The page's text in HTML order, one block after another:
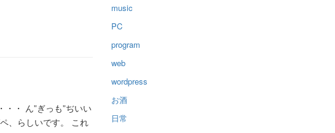
・ ん”ぎっも”ぢいい
、らしいです。 これ
music
PC
program
web
wordpress
お酒
日常